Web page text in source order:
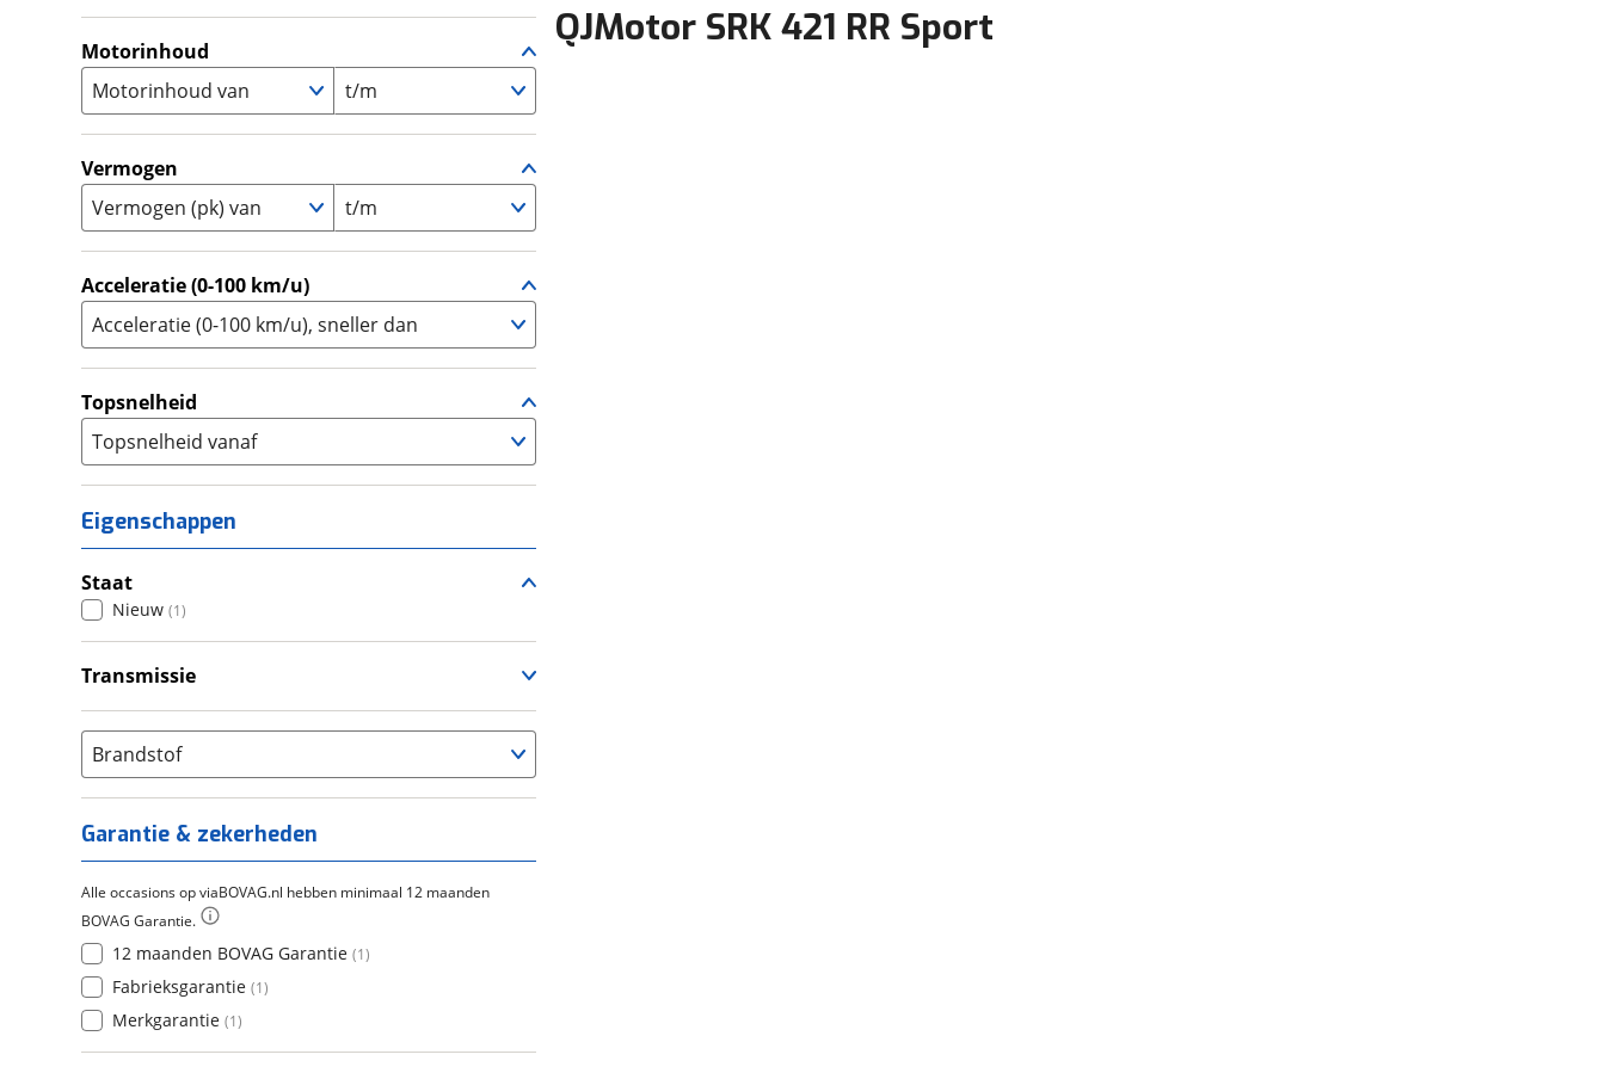
Supersport (0)
Tourer (0)
Touring Enduro (0)
Trial (0
Zijspan (0)
A (1)
A1 (0)
(
Motorinhoud
Motorinhoud van
t/m
Vermogen
Vermogen (pk) van
t/m
Acceleratie (0-100 km/u)
Acceleratie (0-100 km/u), sneller dan
Topsnelheid
Topsnelheid vanaf
Eigenschappen
Staat
Nieuw (1)
Transmissie
Brandstof
Garantie & zekerheden
Alle occasions op viaBOVAG.nl hebben minimaal 12 maanden
BOVAG Garantie.
12 maanden BOVAG Garantie (1)
Fabrieksgarantie (1)
Merkgarantie (1)
QJMotor SRK 421 RR Sport